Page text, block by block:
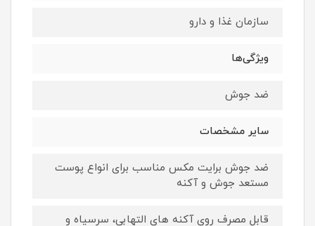
سازمان غذا و دارو
ویژگی‌ها
ضد جوش
سایر مشخصات
ضد جوش برایت مکس مناسب برای انواع پوست
مستعد جوش و آکنه
قابل مصرف روی آکنه های التهابی، سرسیاه و